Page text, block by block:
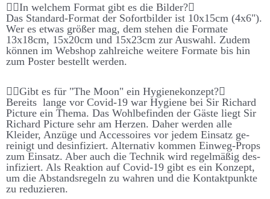
In welchem Format gibt es die Bilder?
Das Standard-Format der Sofort­bilder ist 10x15cm (4x6").
Wer es etwas größer mag, dem stehen die Formate
13x18cm, 15x20cm und 15x23cm zur Aus­wahl. Zudem
können im Web­shop zahl­reiche weitere Formate bis hin
zum Poster be­stellt werden.
Gibt es für "The Moon" ein Hygiene­konzept?
Bereits lange vor Covid-19 war Hygiene bei Sir Richard
Picture ein Thema. Das Wohl­be­finden der Gäste liegt Sir
Richard Picture sehr am Herzen. Daher werden alle
Kleider, An­züge und Accessoires vor jedem Ein­satz ge­
reinigt und des­infiz­iert. Alternativ kommen Ein­weg-Props
zum Ein­satz. Aber auch die Technik wird regel­mäßig des­
infiziert. Als Re­aktion auf Covid-19 gibt es ein Konzept,
um die Ab­stands­regeln zu wahren und die Kontakt­punkte
zu re­duzieren.